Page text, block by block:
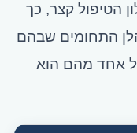
הטיפול קצר, כך
התחומים שבהם
אחד מהם הוא